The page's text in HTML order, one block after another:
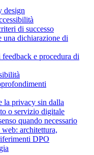
design
di successo
una dichiarazione di
e procedura di
la privacy sin dalla
o servizio digitale
quando necessario
architettura,
DPO